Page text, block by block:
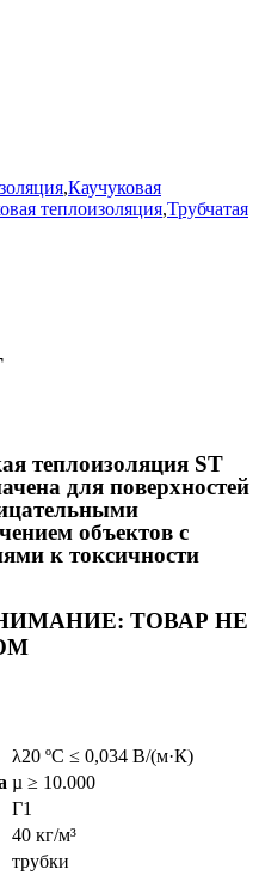
,Каучуковая
теплоизоляция,Трубчатая
теплоизоляция ST
для поверхностей
объектов с
к токсичности
ТОВАР НЕ
λ20 ºC ≤ 0,034 В/(м·К)
µ ≥ 10.000
Г1
40 кг/м³
трубки